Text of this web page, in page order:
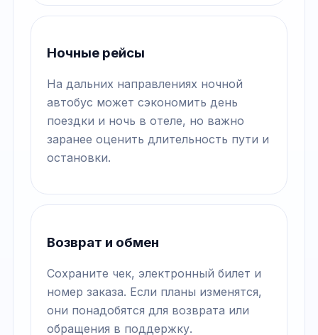
Ночные рейсы
На дальних направлениях ночной
автобус может сэкономить день
поездки и ночь в отеле, но важно
заранее оценить длительность пути и
остановки.
Возврат и обмен
Сохраните чек, электронный билет и
номер заказа. Если планы изменятся,
они понадобятся для возврата или
обращения в поддержку.